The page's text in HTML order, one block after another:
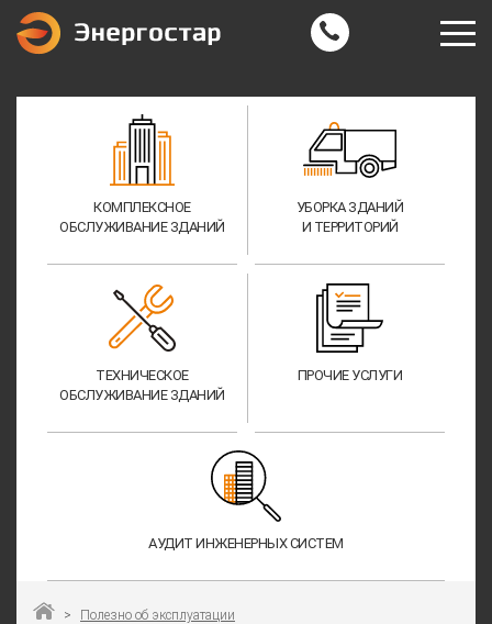
КОМПЛЕКСНОЕ
ОБСЛУЖИВАНИЕ ЗДАНИЙ
УБОРКА ЗДАНИЙ
И ТЕРРИТОРИЙ
ТЕХНИЧЕСКОЕ
ОБСЛУЖИВАНИЕ ЗДАНИЙ
ПРОЧИЕ УСЛУГИ
АУДИТ ИНЖЕНЕРНЫХ СИСТЕМ
> Полезно об эксплуатации